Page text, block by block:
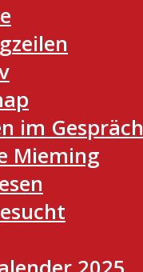
im Gespräch
Mieming